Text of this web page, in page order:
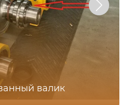
валик